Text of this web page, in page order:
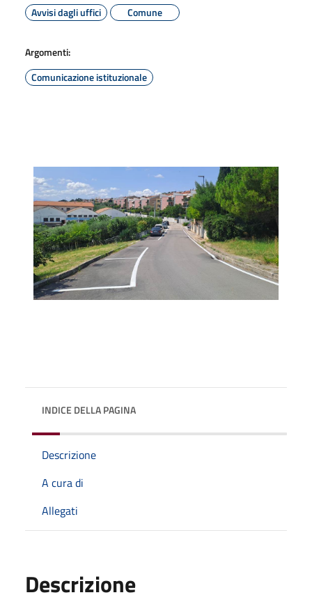
Avvisi dagli uffici
Comune
Argomenti:
Comunicazione istituzionale
INDICE DELLA PAGINA
Descrizione
A cura di
Allegati
Descrizione